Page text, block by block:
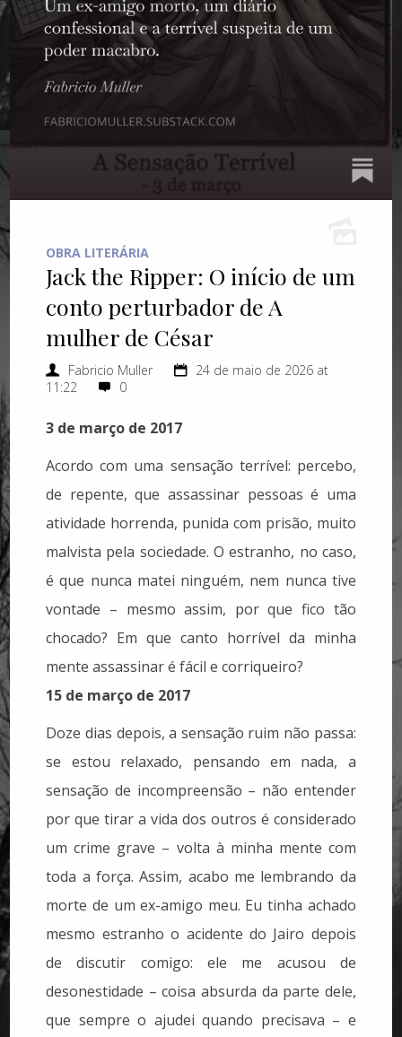
OBRA LITERÁRIA
Jack the Ripper: O início de um
conto perturbador de A
mulher de César
Fabricio Muller
24 de maio de 2026 at
11:22
0
3 de março de 2017
Acordo com uma sensação terrível: percebo,
de repente, que assassinar pessoas é uma
atividade horrenda, punida com prisão, muito
malvista pela sociedade. O estranho, no caso,
é que nunca matei ninguém, nem nunca tive
vontade – mesmo assim, por que fico tão
chocado? Em que canto horrível da minha
mente assassinar é fácil e corriqueiro?
15 de março de 2017
Doze dias depois, a sensação ruim não passa:
se estou relaxado, pensando em nada, a
sensação de incompreensão – não entender
por que tirar a vida dos outros é considerado
um crime grave – volta à minha mente com
toda a força. Assim, acabo me lembrando da
morte de um ex-amigo meu. Eu tinha achado
mesmo estranho o acidente do Jairo depois
de discutir comigo: ele me acusou de
desonestidade – coisa absurda da parte dele,
que sempre o ajudei quando precisava – e